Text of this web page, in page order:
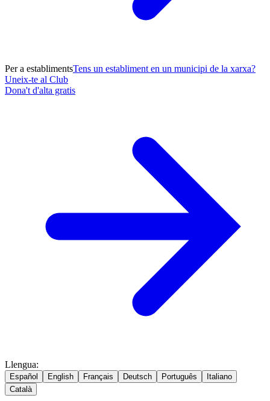
Per a establimentsTens un establiment en un municipi de la xarxa?
Uneix-te al Club
Dona't d'alta gratis
Llengua:
Español English Français Deutsch Português
Italiano
Català